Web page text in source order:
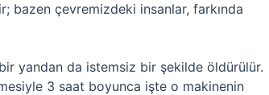
bazen çevremizdeki insanlar, farkında
yandan da istemsiz bir şekilde öldürülür.
3 saat boyunca işte o makinenin